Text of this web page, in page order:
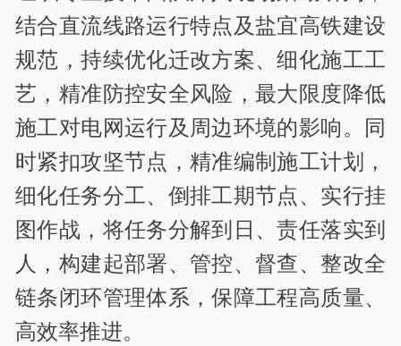
结合直流线路运行特点及盐宜高铁建设
规范，持续优化迁改方案、细化施工工
艺，精准防控安全风险，最大限度降低
施工对电网运行及周边环境的影响。同
时紧扣攻坚节点，精准编制施工计划，
细化任务分工、倒排工期节点、实行挂
图作战，将任务分解到日、责任落实到
人，构建起部署、管控、督查、整改全
链条闭环管理体系，保障工程高质量、
高效率推进。